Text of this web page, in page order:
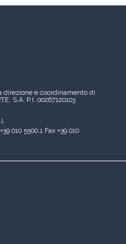
direzione e coordinamento di
S.A. P.I. 00267120103
010 5500.1 Fax +39 010